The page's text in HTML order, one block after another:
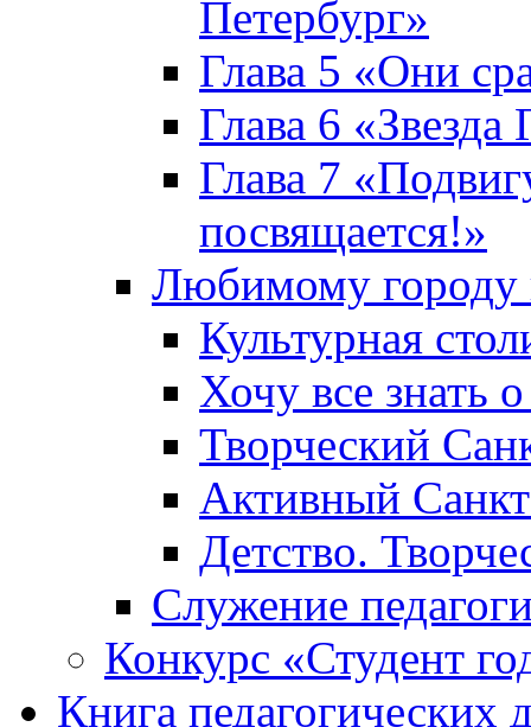
Петербург»
Глава 5 «Они
Глава 6 «Звезда
Глава 7
посвящается!»
Любимому городу
Культурная
Хочу все знать
Творческий
Активный
Детство.
Служение
Конкурс «Студент
Книга педагогических